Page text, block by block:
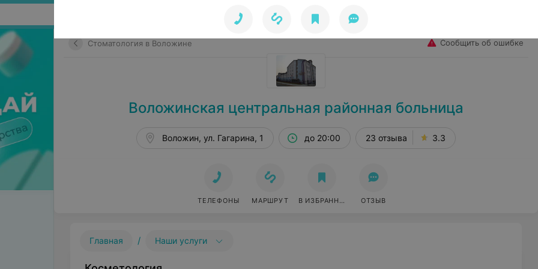
Стоматология в Воложине Сообщить об ошибке
Воложинская центральная районная больница
Воложин, ул. Гагарина, 1 до 20:00 23 отзыва 3.3
ТЕЛЕФОНЫ МАРШРУТ В ИЗБРАННОЕ ОТЗЫВ
Главная / Наши услуги